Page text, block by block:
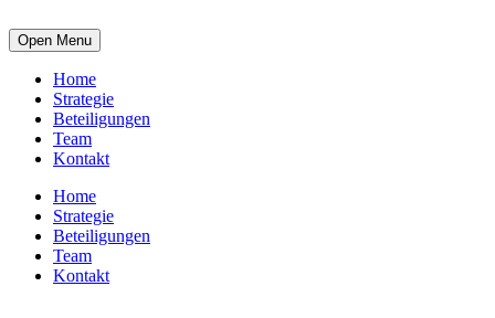
Open Menu
Home
Strategie
Beteiligungen
Team
Kontakt
Home
Strategie
Beteiligungen
Team
Kontakt